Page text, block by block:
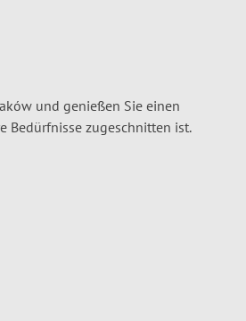
und genießen Sie einen
Bedürfnisse zugeschnitten ist.